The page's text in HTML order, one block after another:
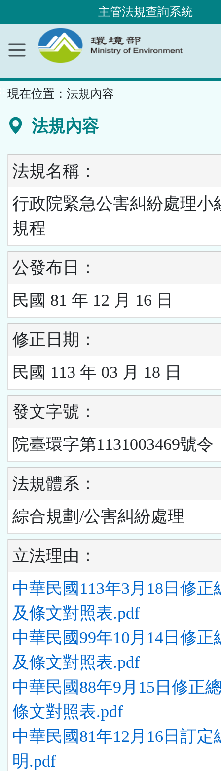
內
容
主管法規查詢系統
現在位置： 法規內容
法規內容
法規名稱：
行政院緊急公害糾紛處理小
規程
公發布日：
民國 81 年 12 月 16 日
修正日期：
民國 113 年 03 月 18 日
發文字號：
院臺環字第1131003469號令
法規體系：
綜合規劃/公害糾紛處理
立法理由：
中華民國113年3月18日修正
及條文對照表.pdf
中華民國99年10月14日修正
及條文對照表.pdf
中華民國88年9月15日修正
條文對照表.pdf
中華民國81年12月16日訂定
明.pdf